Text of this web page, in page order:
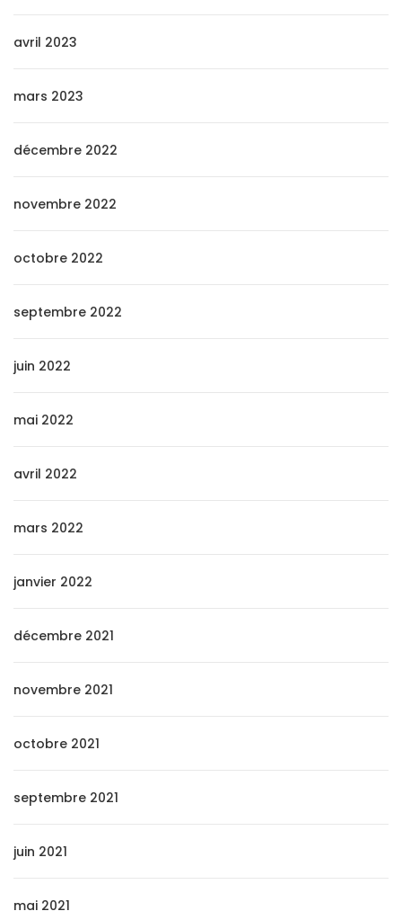
avril 2023
mars 2023
décembre 2022
novembre 2022
octobre 2022
septembre 2022
juin 2022
mai 2022
avril 2022
mars 2022
janvier 2022
décembre 2021
novembre 2021
octobre 2021
septembre 2021
juin 2021
mai 2021